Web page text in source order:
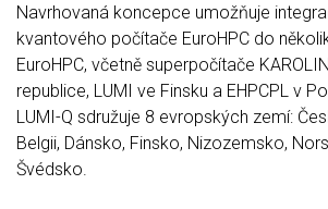
Navrhovaná koncepce umožňuje
kvantového počítače EuroHPC do
EuroHPC, včetně superpočítače
republice, LUMI ve Finsku a EHPCPL v
LUMI-Q sdružuje 8 evropských zemí:
Belgii, Dánsko, Finsko, Nizozemsko,
Švédsko.